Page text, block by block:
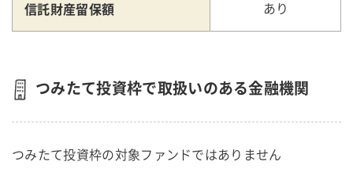
信託財産留保額 あり
つみたて投資枠で取扱いのある金融機関
つみたて投資枠の対象ファンドではありません